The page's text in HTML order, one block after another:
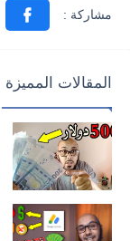
المقالات المميزة